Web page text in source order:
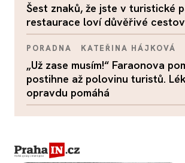
Šest znaků, že jste v turistické
restaurace loví důvěřivé
PORADNA KATEŘINA HÁJKOVÁ
„Už zase musím!“ Faraonova
postihne až polovinu turistů.
opravdu pomáhá